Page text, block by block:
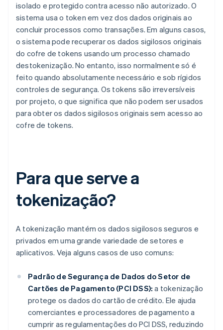
isolado e protegido contra acesso não autorizado. O
sistema usa o token em vez dos dados originais ao
concluir processos como transações. Em alguns casos,
o sistema pode recuperar os dados sigilosos originais
do cofre de tokens usando um processo chamado
destokenização. No entanto, isso normalmente só é
feito quando absolutamente necessário e sob rígidos
controles de segurança. Os tokens são irreversíveis
por projeto, o que significa que não podem ser usados
para obter os dados sigilosos originais sem acesso ao
cofre de tokens.
Para que serve a
tokenização?
A tokenização mantém os dados sigilosos seguros e
privados em uma grande variedade de setores e
aplicativos. Veja alguns casos de uso comuns:
Padrão de Segurança de Dados do Setor de
Cartões de Pagamento (PCI DSS): a tokenização
protege os dados do cartão de crédito. Ele ajuda
comerciantes e processadores de pagamento a
cumprir as regulamentações do PCI DSS, reduzindo